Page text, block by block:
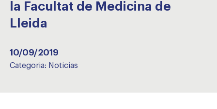
la Facultat de Medicina de
Lleida
10/09/2019
Categoria: Noticias